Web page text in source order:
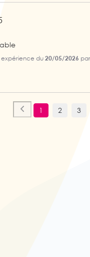
expérience du 20/05/2026 par
1 2 3